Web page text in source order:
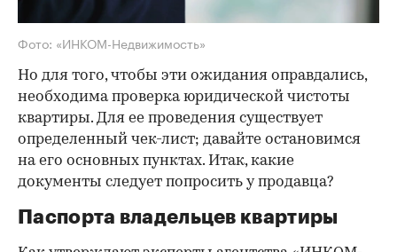
Фото: «ИНКОМ-Недвижимость»
Но для того, чтобы эти ожидания оправдались,
необходима проверка юридической чистоты
квартиры. Для ее проведения существует
определенный чек-лист; давайте остановимся
на его основных пунктах. Итак, какие
документы следует попросить у продавца?
Паспорта владельцев квартиры